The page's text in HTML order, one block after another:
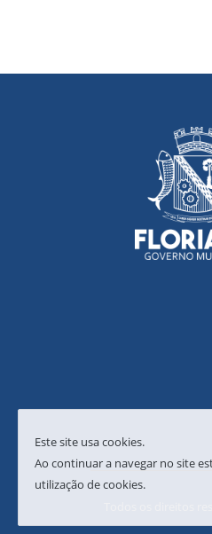
Todos os direitos
Este site usa cookies.
Ao continuar a navegar no site
utilização de cookies.